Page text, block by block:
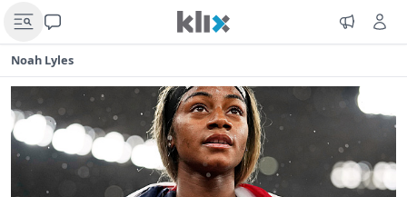
Noah Lyles